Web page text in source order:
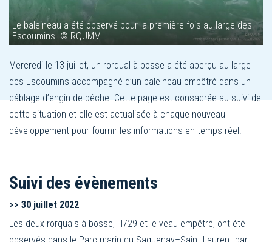
Le baleineau a été observé pour la première fois au large des
Escoumins. © RQUMM
Mercredi le 13 juillet, un rorqual à bosse a été aperçu au large
des Escoumins accompagné d’un baleineau empêtré dans un
câblage d’engin de pêche. Cette page est consacrée au suivi de
cette situation et elle est actualisée à chaque nouveau
développement pour fournir les informations en temps réel.
Suivi des évènements
>> 30 juillet 2022
Les deux rorquals à bosse, H729 et le veau empêtré, ont été